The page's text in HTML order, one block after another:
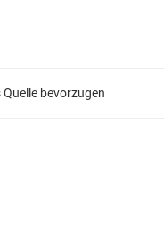
Quelle bevorzugen